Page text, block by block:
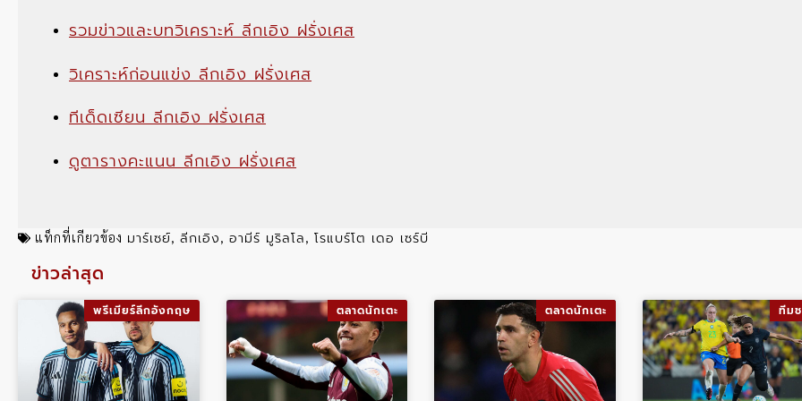
รวมข่าวและบทวิเคราะห์ ลีกเอิง ฝรั่งเศส
วิเคราะห์ก่อนแข่ง ลีกเอิง ฝรั่งเศส
ทีเด็ดเซียน ลีกเอิง ฝรั่งเศส
ดูตารางคะแนน ลีกเอิง ฝรั่งเศส
แท็กที่เกียวข้อง มาร์เซย์, ลีกเอิง, อามีร์ มูริลโล, โรแบร์โต เดอ เซร์บี
ข่าวล่าสุด
พรีเมียร์ลีกอังกฤษ ตลาดนักเตะ ตลาดนักเตะ ทีม